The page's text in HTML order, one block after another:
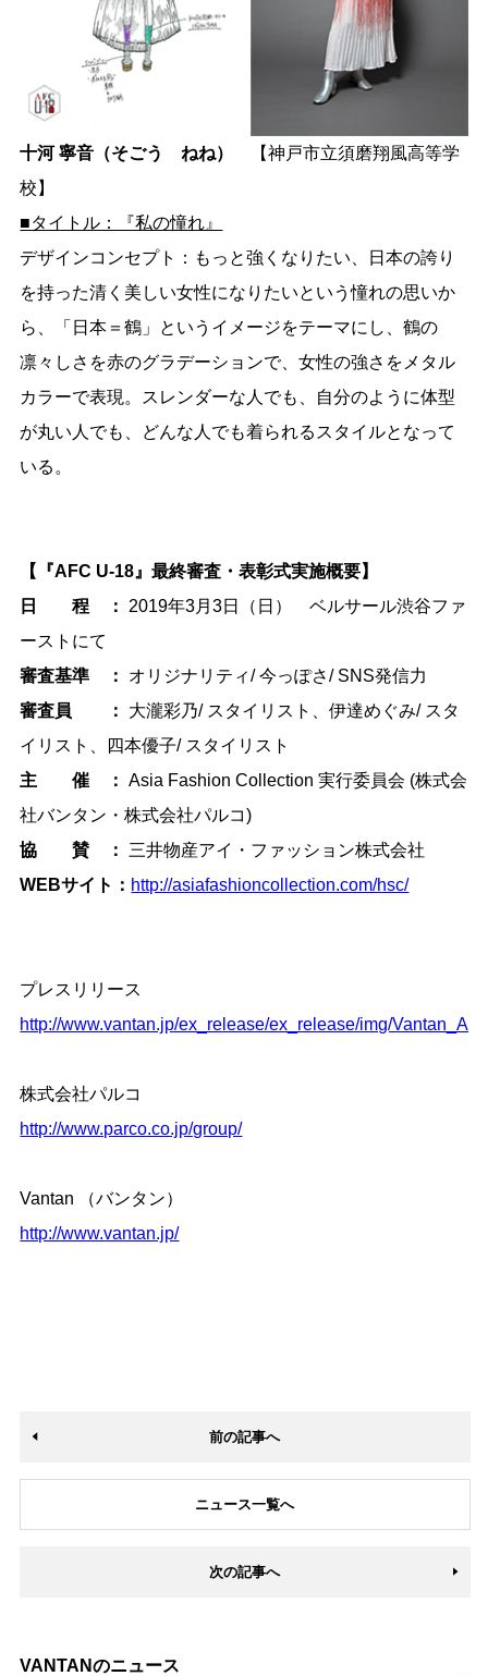
十河 寧音（そごう ねね）
【神戸市立須磨翔風高等学
校】
■タイトル：『私の憧れ』
デザインコンセプト：もっと強くなりたい、日本の誇り
を持った清く美しい女性になりたいという憧れの思いか
ら、「日本＝鶴」というイメージをテーマにし、鶴の
凛々しさを赤のグラデーションで、女性の強さをメタル
カラーで表現。スレンダーな人でも、自分のように体型
が丸い人でも、どんな人でも着られるスタイルとなって
いる。
【『AFC U-18』最終審査・表彰式実施概要】
日 程 ：
2019年3月3日（日） ベルサール渋谷ファ
ーストにて
審査基準 ：
オリジナリティ/ 今っぽさ/ SNS発信力
審査員 ：
大瀧彩乃/ スタイリスト、伊達めぐみ/ スタ
イリスト、四本優子/ スタイリスト
主 催 ： Asia Fashion Collection 実行委員会 (株式会
社バンタン・株式会社パルコ)
協 賛 ：
三井物産アイ・ファッション株式会社
WEBサイト： http://asiafashioncollection.com/hsc/
プレスリリース
http://www.vantan.jp/ex_release/ex_release/img/
株式会社パルコ
http://www.parco.co.jp/group/
Vantan （バンタン）
http://www.vantan.jp/
前の記事へ
ニュース一覧へ
次の記事へ
VANTANのニュース